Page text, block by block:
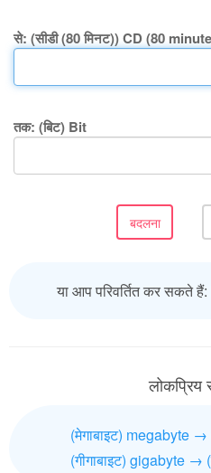
से: (सीडी (80 मिनट)) CD (80
तक: (बिट) Bit
या आप परिवर्तित कर सकते हैं:
लोकप्रिय
(मेगाबाइट) megabyte →
(गीगाबाइट) gigabyte →